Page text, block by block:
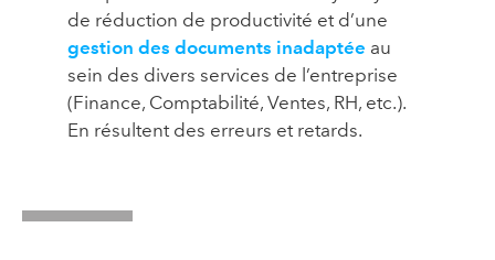
de réduction de productivité et d’une
gestion des documents inadaptée au
sein des divers services de l’entreprise
(Finance, Comptabilité, Ventes, RH, etc.).
En résultent des erreurs et retards.